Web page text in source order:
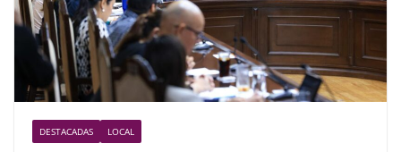
DESTACADAS LOCAL